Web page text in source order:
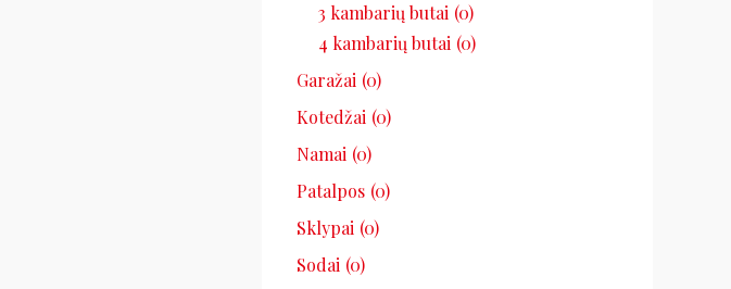
3 kambarių butai (0)
4 kambarių butai (0)
Garažai (0)
Kotedžai (0)
Namai (0)
Patalpos (0)
Sklypai (0)
Sodai (0)